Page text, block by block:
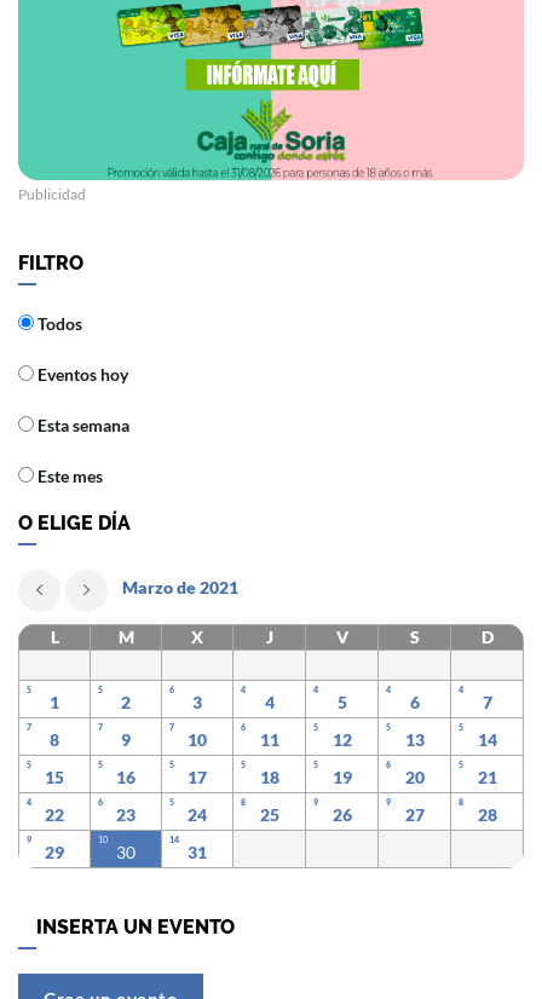
Publicidad
FILTRO
Todos
Eventos hoy
Esta semana
Este mes
O ELIGE DÍA
Marzo de 2021
L M X J V S D
5
1
5
2
6
3
4
4
4
5
4
6
4
7
7
8
7
9
7
10
6
11
5
12
5
13
5
14
5
15
5
16
5
17
5
18
5
19
6
20
5
21
4
22
6
23
5
24
8
25
9
26
9
27
8
28
9
29
10
30
14
31
INSERTA UN EVENTO